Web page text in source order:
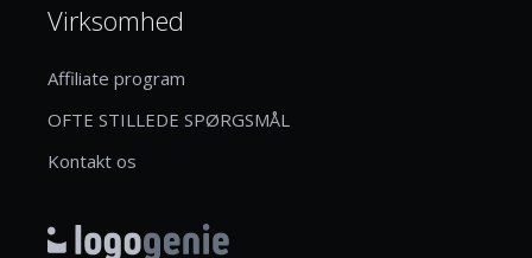
Virksomhed
Affiliate program
OFTE STILLEDE SPØRGSMÅL
Kontakt os